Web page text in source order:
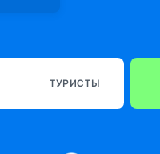
ТУРИСТЫ